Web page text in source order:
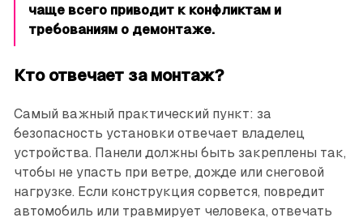
чаще всего приводит к конфликтам и
требованиям о демонтаже.
Кто отвечает за монтаж?
Самый важный практический пункт: за
безопасность установки отвечает владелец
устройства. Панели должны быть закреплены так,
чтобы не упасть при ветре, дожде или снеговой
нагрузке. Если конструкция сорвется, повредит
автомобиль или травмирует человека, отвечать